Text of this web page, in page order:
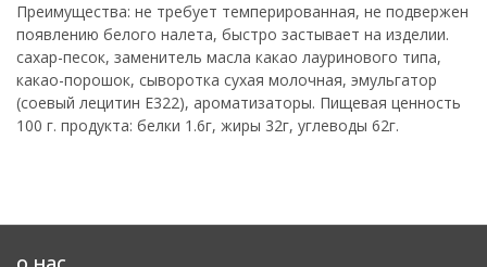
Преимущества: не требует темперированная, не подвержен
появлению белого налета, быстро застывает на изделии.
сахар-песок, заменитель масла какао лауринового типа,
какао-порошок, сыворотка сухая молочная, эмульгатор
(соевый лецитин Е322), ароматизаторы. Пищевая ценность
100 г. продукта: белки 1.6г, жиры 32г, углеводы 62г.